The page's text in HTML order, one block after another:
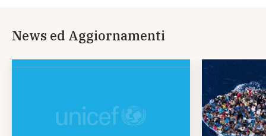
News ed Aggiornamenti